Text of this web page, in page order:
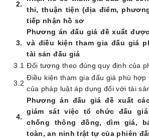
2.
thi, thuận tiện (địa điểm,
tiếp nhận hồ sơ
3.
Phương án đấu giá đề xuất
và điều kiện tham gia đấu giá
tài sản đấu giá
3.1 Đối tượng theo đúng quy định của
3.2
Điều kiện tham gia đấu giá phù hợp
của pháp luật áp dụng đối với tài
4.
Phương án đấu giá đề xuất
giám sát việc tổ chức đấu
chống thông đồng, dìm giá,
toàn, an ninh trật tự của phiên